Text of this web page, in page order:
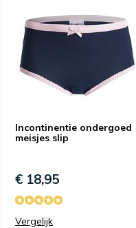
Incontinentie ondergoed
meisjes slip
€ 18,95
Vergelijk